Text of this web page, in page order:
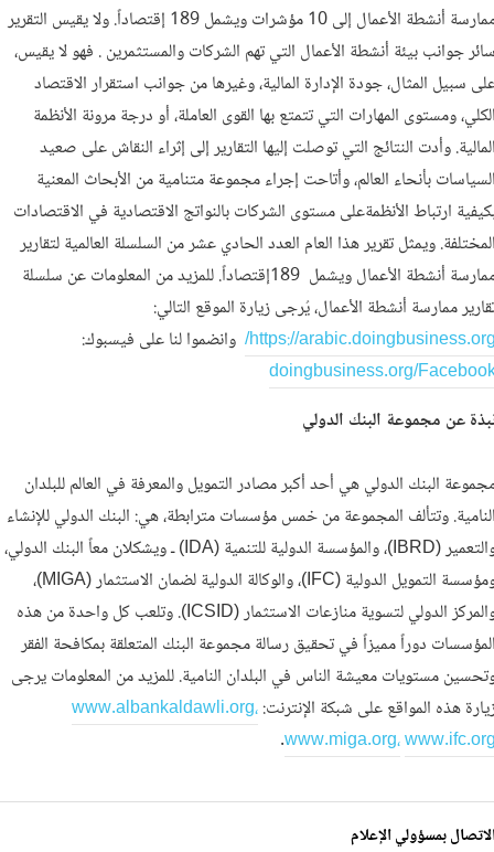
ممارسة أنشطة الأعمال إلى 10 مؤشرات ويشمل 189 إقتصاداً. ولا يقيس التقرير
جوانب بيئة أنشطة الأعمال التي تهم الشركات والمستثمرين . فهو لا يقيس،
سبيل المثال، جودة الإدارة المالية، وغيرها من جوانب استقرار الاقتصاد
ومستوى المهارات التي تتمتع بها القوى العاملة، أو درجة مرونة الأنظمة
وأدت النتائج التي توصلت إليها التقارير إلى إثراء النقاش على صعيد
بأنحاء العالم، وأتاحت إجراء مجموعة متنامية من الأبحاث المعنية
ارتباط الأنظمةعلى مستوى الشركات بالنواتج الاقتصادية في الاقتصادات
ويمثل تقرير هذا العام العدد الحادي عشر من السلسلة العالمية لتقارير
ممارسة أنشطة الأعمال ويشمل 189إقتصاداً. للمزيد من المعلومات عن سلسلة
ممارسة أنشطة الأعمال، يُرجى زيارة الموقع التالي:
https:// وانضموا لنا على فيسبوك:
doingbusiness.org/
عن مجموعة البنك الدولي
البنك الدولي هي أحد أكبر مصادر التمويل والمعرفة في العالم للبلدان
وتتألف المجموعة من خمس مؤسسات مترابطة، هي: البنك الدولي للإنشاء
والتعمير (IBRD)، والمؤسسة الدولية للتنمية (IDA) ـ ويشكلان معاً البنك الدولي،
ومؤسسة التمويل الدولية (IFC)، والوكالة الدولية لضمان الاستثمار (MIGA)،
والمركز الدولي لتسوية منازعات الاستثمار (ICSID). وتلعب كل واحدة من هذه
دوراً مميزاً في تحقيق رسالة مجموعة البنك المتعلقة بمكافحة الفقر
مستويات معيشة الناس في البلدان النامية. للمزيد من المعلومات يرجى
هذه المواقع على شبكة الإنترنت:www.albankaldawli.org،
www.miga.org،.
بمسؤولي الإعلام